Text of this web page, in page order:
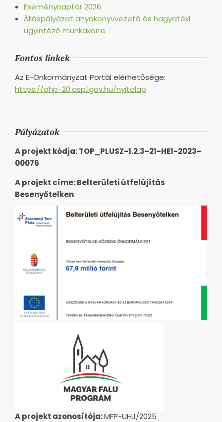
Eseménynaptár 2026
Álláspályázat anyakönyvvezető és hagyatéki
ügyintéző munkakörre
Fontos linkek
Az E-Önkormányzat Portál elérhetősége:
https://ohp-20.asp.lgov.hu/nyitolap
Pályázatok
A projekt kódja: TOP_PLUSZ-1.2.3-21-HE1-2023-
00076
A projekt címe: Belterületi útfelújítás
Besenyőtelken
A projekt azonosítója:MFP-UHJ/2025